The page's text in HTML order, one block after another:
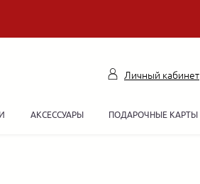
Личный кабинет
АКСЕССУАРЫ ПОДАРОЧНЫЕ КАРТЫ